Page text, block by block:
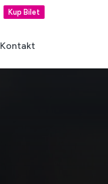
Kup Bilet
Kontakt